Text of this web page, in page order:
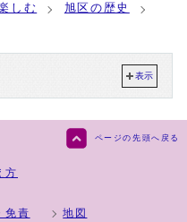
しむ
旭区の歴史
表示
ページの先頭へ戻る
方
免責 地図